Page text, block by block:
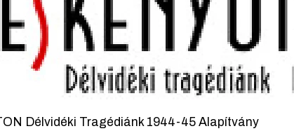
Délvidéki Tragédiánk 1944-45 Alapítvány